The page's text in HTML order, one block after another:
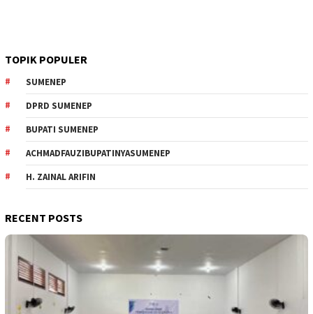
TOPIK POPULER
SUMENEP
DPRD SUMENEP
BUPATI SUMENEP
ACHMADFAUZIBUPATINYASUMENEP
H. ZAINAL ARIFIN
RECENT POSTS